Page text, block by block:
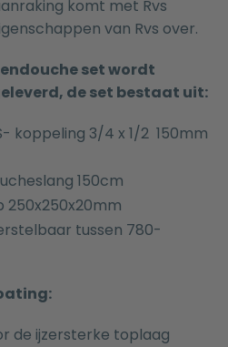
komt met Rvs
van Rvs over.
set wordt
de set bestaat uit:
koppeling 3/4 x 1/2 150mm
150cm
250x250x20mm
tussen 780-
de ijzersterke toplaag